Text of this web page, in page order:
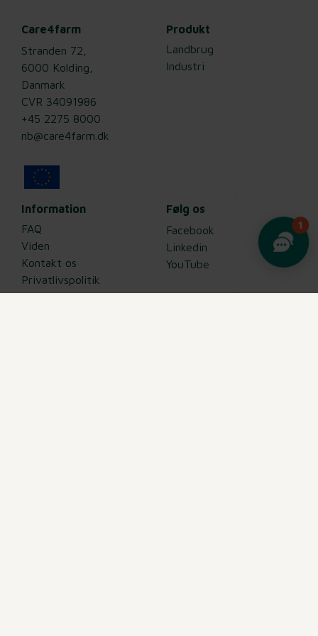
Care4farm
Stranden 72,
6000 Kolding,
Danmark
CVR 34091986
+45 2275 8000
nb@care4farm.dk
Produkt
Landbrug
Industri
Information
FAQ
Viden
Kontakt os
Privatlivspolitik
Cookiepolitik
Følg os
Facebook
Linkedin
YouTube